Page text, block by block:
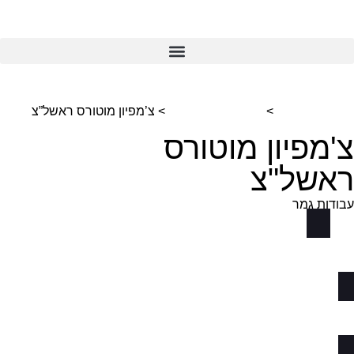
>
> צ’מפיון מוטורס ראשל”צ
צ'מפיון מוטורס
ראשל"צ
עבודות גמר
מיקום
סטטוס